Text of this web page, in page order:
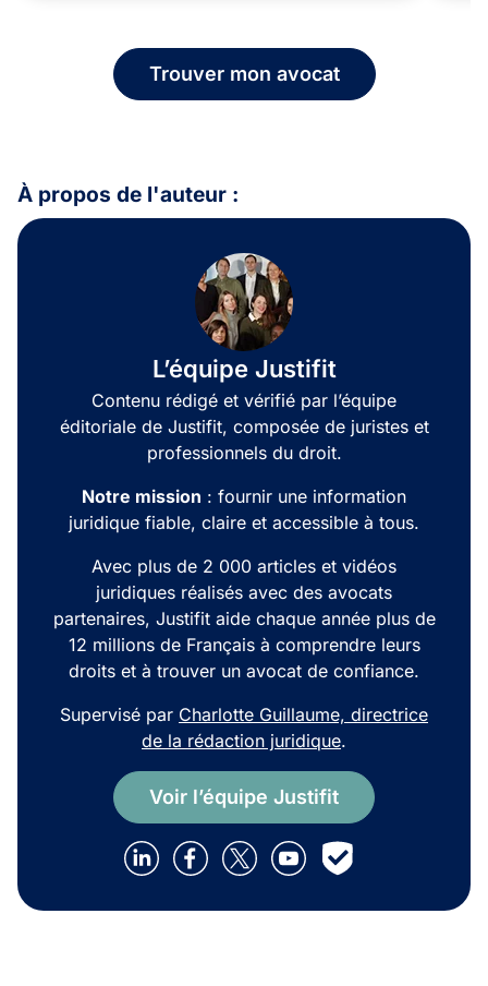
Trouver mon avocat
À propos de l'auteur :
L’équipe Justifit
Contenu rédigé et vérifié par l’équipe
éditoriale de Justifit, composée de juristes et
professionnels du droit.
Notre mission : fournir une information
juridique fiable, claire et accessible à tous.
Avec plus de 2 000 articles et vidéos
juridiques réalisés avec des avocats
partenaires, Justifit aide chaque année plus de
12 millions de Français à comprendre leurs
droits et à trouver un avocat de confiance.
Supervisé par Charlotte Guillaume, directrice
de la rédaction juridique.
Voir l’équipe Justifit